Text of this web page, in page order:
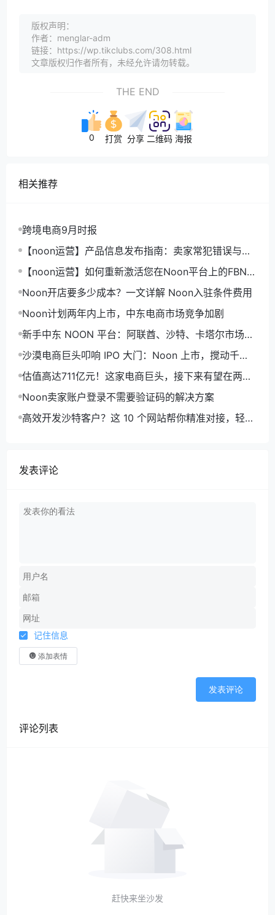
版权声明：
作者：menglar-adm
链接：https://wp.tikclubs.com/308.html
文章版权归作者所有，未经允许请勿转载。
THE END
0 打赏 分享 二维码 海报
相关推荐
跨境电商9月时报
【noon运营】产品信息发布指南：卖家常犯错误与优
化建议
【noon运营】如何重新激活您在Noon平台上的FBN产
品
Noon开店要多少成本？一文详解 Noon入驻条件费用
Noon计划两年内上市，中东电商市场竞争加剧
新手中东 NOON 平台：阿联酋、沙特、卡塔尔市场新
入场如何选择？
沙漠电商巨头叩响 IPO 大门：Noon 上市，搅动千亿
美元中东蓝海？
估值高达711亿元！这家电商巨头，接下来有望在两个
地区同步完成IPO上市...
Noon卖家账户登录不需要验证码的解决方案
高效开发沙特客户？这 10 个网站帮你精准对接，轻松
发表评论
记住信息
添加表情
发表评论
评论列表
赶快来坐沙发